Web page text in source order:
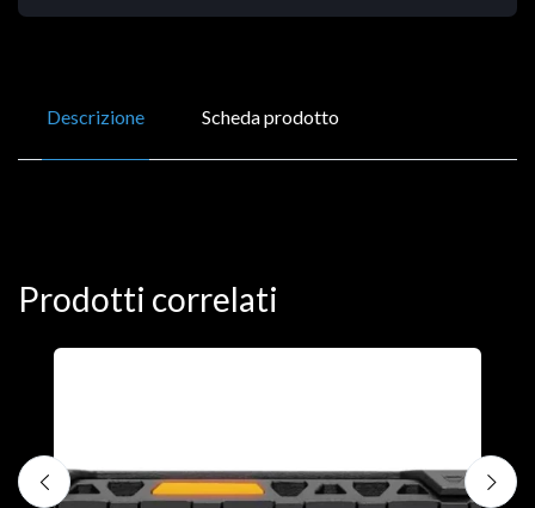
Descrizione Scheda prodotto
Prodotti correlati